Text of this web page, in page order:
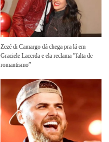
Zezé di Camargo dá chega pra lá em
Graciele Lacerda e ela reclama ”falta de
romantismo”